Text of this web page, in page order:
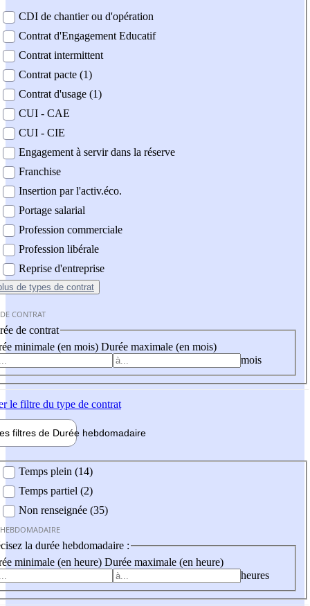
CDI de chantier ou d'opération
Contrat d'Engagement Educatif
Contrat intermittent
Contrat pacte (1)
Contrat d'usage (1)
CUI - CAE
CUI - CIE
Engagement à servir dans la réserve
Franchise
Insertion par l'activ.éco.
Portage salarial
Profession commerciale
Profession libérale
Reprise d'entreprise
de types de contrat
CONTRAT
de contrat
minimale (en mois) Durée maximale (en mois)
mois
le filtre du type de contrat
filtres de Durée hebdomadaire
Temps plein (14)
Temps partiel (2)
Non renseignée (35)
la durée hebdomadaire :
minimale (en heure) Durée maximale (en heure)
heures